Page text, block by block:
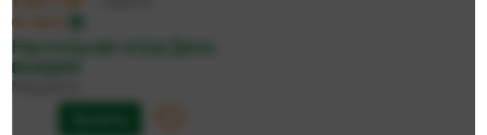
по карте
Настольная игра День
вождей